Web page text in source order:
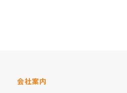
会社案内